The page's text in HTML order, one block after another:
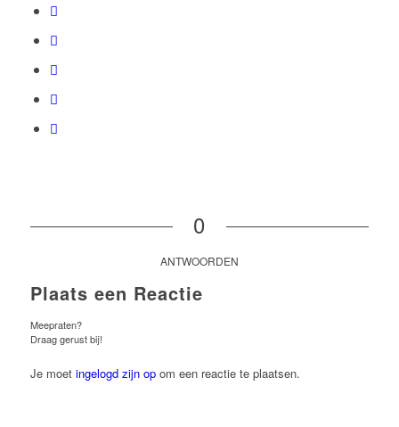
0
ANTWOORDEN
Plaats een Reactie
Meepraten?
Draag gerust bij!
Je moet ingelogd zijn opom een reactie te plaatsen.